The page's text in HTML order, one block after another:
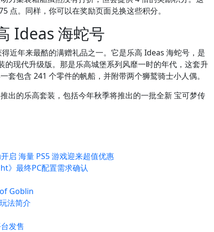
点。同样，你可以在奖励页面兑换这些积分。
Ideas 海蛇号
近年来最酷的满赠礼品之一。它是乐高 Ideas 海蛇号，是
的现代升级版。那是乐高城堡系列风靡一时的年代，这套升
套包含 241 个零件的帆船，并附带两个狮鹫骑士小人偶。
出的乐高套装，包括今年秋季将推出的一批全新 宝可梦传
启 海量 PS5 游戏迎来超值优惠
》最终PC配置需求确认
Goblin
法简介
发售